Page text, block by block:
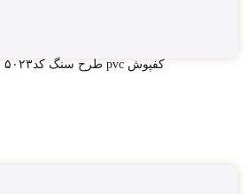
کفپوش pvc طرح سنگ کد۵۰۲۳